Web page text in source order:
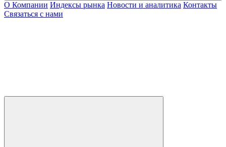
О Компании Индексы рынка Новости и аналитика Контакты
Связаться с нами